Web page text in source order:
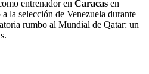
entrenador en Caracas en
la selección de Venezuela durante
rumbo al Mundial de Qatar: un